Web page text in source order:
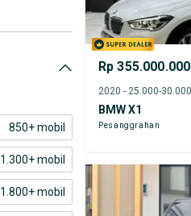
850+ mobil
1.300+ mobil
1.800+ mobil
Rp 355.000.000
BMW X1
Pesanggrahan